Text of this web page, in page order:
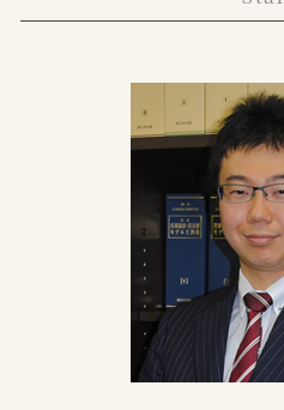
調停離婚 離婚届
離婚裁判 弁護士費用
離婚 不貞行為 時効
協議離婚とは
不貞行為 離婚できない
離婚届 必要書類
協議離婚とは 証人
不動産トラブル 弁護士
境界トラブル
任意売却とは メリット
家賃滞納 裁判
任意売却 不動産会社
家賃滞納 何も言われな
任意売却 競売
土地境界トラブル 相談
家賃滞納 自己破産
不動産売却 トラブル